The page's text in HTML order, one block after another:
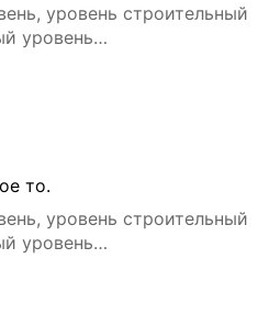
уровень строительный
уровень
лазерный 4d 16
то.
уровень строительный
уровень
лазерный 4d 16